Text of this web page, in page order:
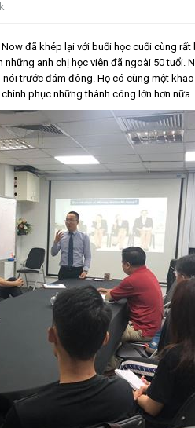
đã khép lại với buổi học cuối cùng rất
anh chị học viên đã ngoài 50 tuổi.
trước đám đông. Họ có cùng một
phục những thành công lớn hơn nữa.